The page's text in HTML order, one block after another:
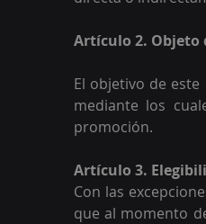
Artículo 2. Objeto
El objetivo de
mediante los
promoción.
Artículo 3.
Con las
que al momento